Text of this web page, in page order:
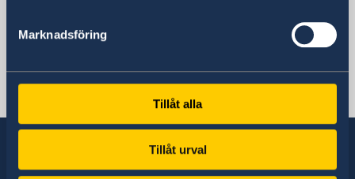
Marknadsföring
Tillåt alla
Tillåt urval
Irland
+353 87 9921767
E-postadress
ambassaden.dublin@gov.se